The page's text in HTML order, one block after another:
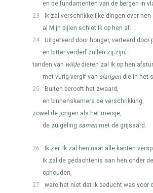
en de fundamenten van de bergen in
23
Ik zal verschrikkelijke dingen over hen
al Mijn pijlen schiet Ik op hen af.
24
Uitgeteerd door honger, verteerd door
en bitter verderf zullen zij zijn;
tanden van wildedieren zal Ik op hen
met vurig vergif van slangen die in het
25
Buiten berooft het zwaard,
en binnenskamers de verschrikking,
zowel de jongen als het meisje,
de zuigeling samen met de grijsaard.
26
Ik zei: Ik zal hen naar alle kanten
Ik zal de gedachtenis aan hen onder
ophouden,
27
ware het niet dat Ik beducht was voor